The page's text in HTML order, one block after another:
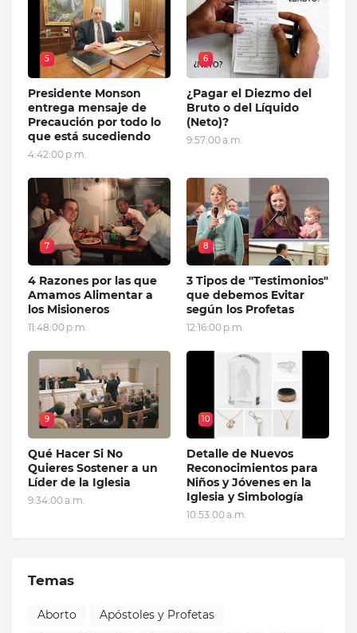
5
Presidente Monson
entrega mensaje de
Precaución por todo lo
que está sucediendo
4:42:00 p.m.
6
¿Pagar el Diezmo del
Bruto o del Líquido
(Neto)?
9:57:00 a.m.
7
4 Razones por las que
Amamos Alimentar a
los Misioneros
11:48:00 p.m.
8
3 Tipos de "Testimonios"
que debemos Evitar
según los Profetas
12:16:00 p.m.
9
Qué Hacer Si No
Quieres Sostener a un
Líder de la Iglesia
9:34:00 a.m.
10
Detalle de Nuevos
Reconocimientos para
Niños y Jóvenes en la
Iglesia y Simbología
10:53:00 a.m.
Temas
Aborto
Apóstoles y Profetas